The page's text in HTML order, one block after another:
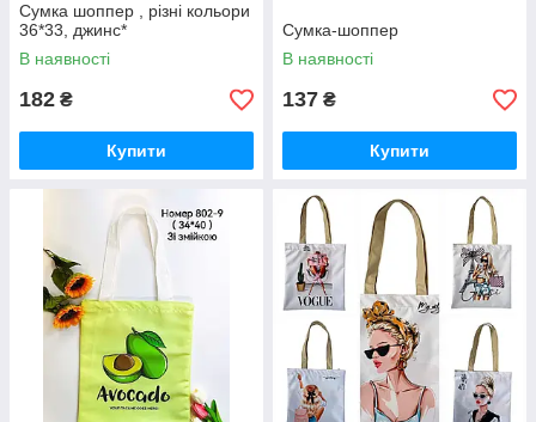
Сумка шоппер , різні кольори
36*33, джинс*
В наявності
182 ₴
Купити
Сумка-шоппер
В наявності
137 ₴
Купити